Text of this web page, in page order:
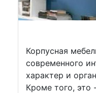
Корпусная
современного
характер и
Кроме того, это